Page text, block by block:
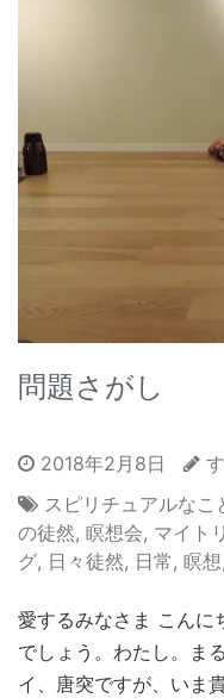
問題さがし
2018年2月8日
スピリチュアルなこ
の徒然, 瞑想会, マイト
グ, 日々徒然, 日常, 瞑想,
愛するみなさま こん
でしょう。わたし。ま
イ、唐突ですが、いま